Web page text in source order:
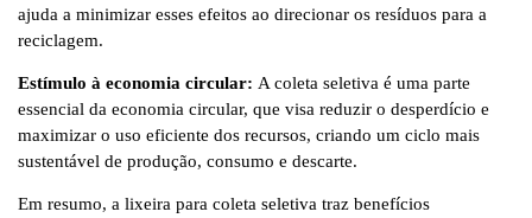
ajuda a minimizar esses efeitos ao direcionar os resíduos para a
reciclagem.
Estímulo à economia circular: A coleta seletiva é uma parte
essencial da economia circular, que visa reduzir o desperdício e
maximizar o uso eficiente dos recursos, criando um ciclo mais
sustentável de produção, consumo e descarte.
Em resumo, a lixeira para coleta seletiva traz benefícios